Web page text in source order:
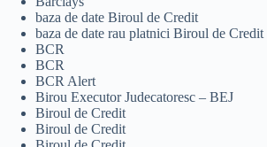
baza de date Biroul de Credit
baza de date rau platnici Biroul de Credit
BCR
BCR
BCR Alert
Birou Executor Judecatoresc – BEJ
Biroul de Credit
Biroul de Credit